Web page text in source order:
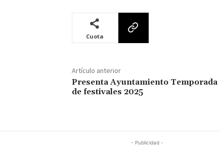
Cuota
Artículo anterior
Presenta Ayuntamiento Temporada
de festivales 2025
- Publicidad -